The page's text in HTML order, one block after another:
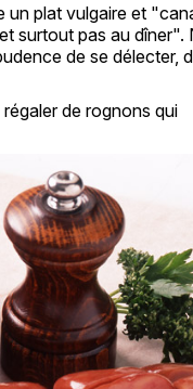
plat vulgaire et
surtout pas au dîner".
de se délecter,
de rognons qui